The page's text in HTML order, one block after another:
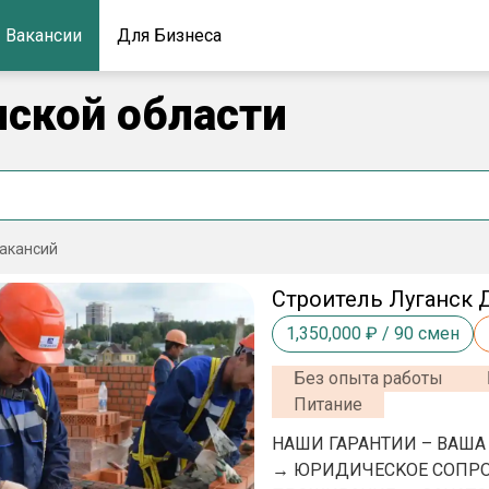
Вакансии Для Бизнеса
области
Строитель Луганск
1,350,000 ₽ / 90 смен
Без опыта работы
Питание
HAШИ ГАPAНТИИ –
→ ЮРИДИЧЕСKOE